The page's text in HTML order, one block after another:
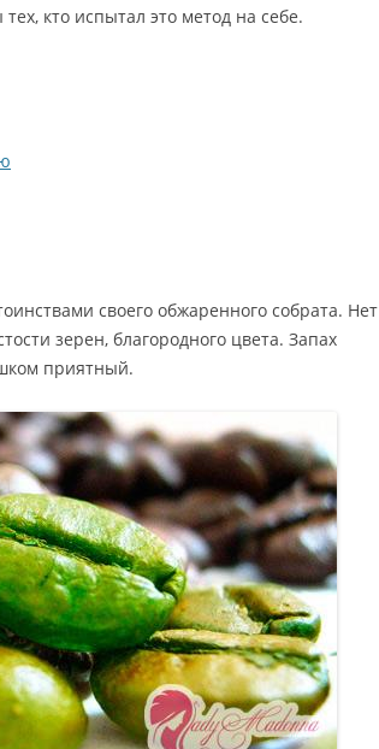
кто испытал это метод на себе.
своего обжаренного собрата. Нет
зерен, благородного цвета. Запах
приятный.